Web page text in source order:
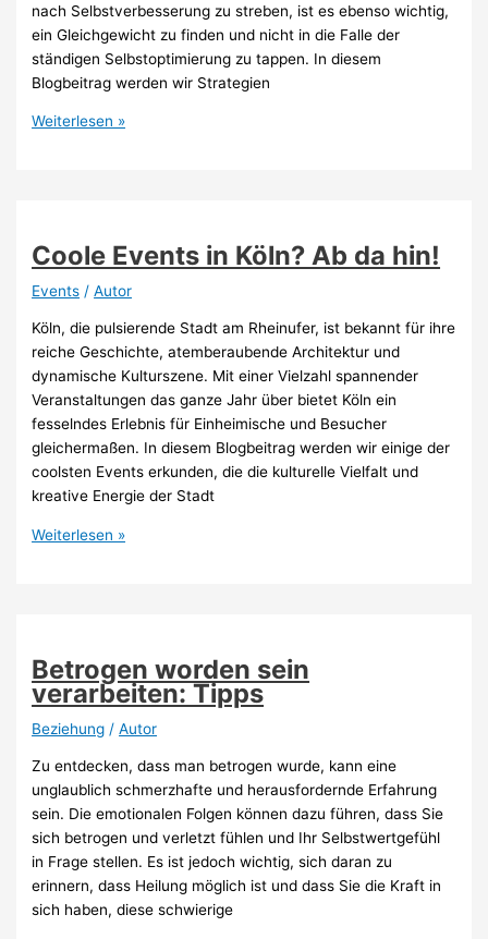
nach Selbstverbesserung zu streben, ist es ebenso wichtig,
ein Gleichgewicht zu finden und nicht in die Falle der
ständigen Selbstoptimierung zu tappen. In diesem
Blogbeitrag werden wir Strategien
Selbstoptimierungswahn
Weiterlesen »
Coole Events in Köln? Ab da hin!
Events /Autor
Köln, die pulsierende Stadt am Rheinufer, ist bekannt für ihre
reiche Geschichte, atemberaubende Architektur und
dynamische Kulturszene. Mit einer Vielzahl spannender
Veranstaltungen das ganze Jahr über bietet Köln ein
fesselndes Erlebnis für Einheimische und Besucher
gleichermaßen. In diesem Blogbeitrag werden wir einige der
coolsten Events erkunden, die die kulturelle Vielfalt und
kreative Energie der Stadt
Coole
hin!
Weiterlesen »
Betrogen worden sein
verarbeiten: Tipps
Beziehung /Autor
Zu entdecken, dass man betrogen wurde, kann eine
unglaublich schmerzhafte und herausfordernde Erfahrung
sein. Die emotionalen Folgen können dazu führen, dass Sie
sich betrogen und verletzt fühlen und Ihr Selbstwertgefühl
in Frage stellen. Es ist jedoch wichtig, sich daran zu
erinnern, dass Heilung möglich ist und dass Sie die Kraft in
sich haben, diese schwierige